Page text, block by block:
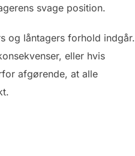
svage position.
og låntagers forhold indgår.
eller hvis
afgørende, at alle